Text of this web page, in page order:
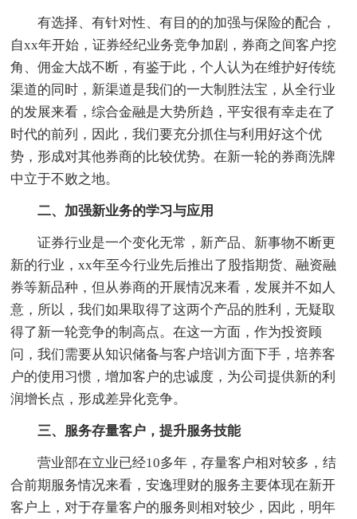
有选择、有针对性、有目的的加强与保险的配合，
自xx年开始，证券经纪业务竞争加剧，券商之间客户挖
角、佣金大战不断，有鉴于此，个人认为在维护好传统
渠道的同时，新渠道是我们的一大制胜法宝，从全行业
的发展来看，综合金融是大势所趋，平安很有幸走在了
时代的前列，因此，我们要充分抓住与利用好这个优
势，形成对其他券商的比较优势。在新一轮的券商洗牌
中立于不败之地。
二、加强新业务的学习与应用
证券行业是一个变化无常，新产品、新事物不断更
新的行业，xx年至今行业先后推出了股指期货、融资融
券等新品种，但从券商的开展情况来看，发展并不如人
意，所以，我们如果取得了这两个产品的胜利，无疑取
得了新一轮竞争的制高点。在这一方面，作为投资顾
问，我们需要从知识储备与客户培训方面下手，培养客
户的使用习惯，增加客户的忠诚度，为公司提供新的利
润增长点，形成差异化竞争。
三、服务存量客户，提升服务技能
营业部在立业已经10多年，存量客户相对较多，结
合前期服务情况来看，安逸理财的服务主要体现在新开
客户上，对于存量客户的服务则相对较少，因此，明年